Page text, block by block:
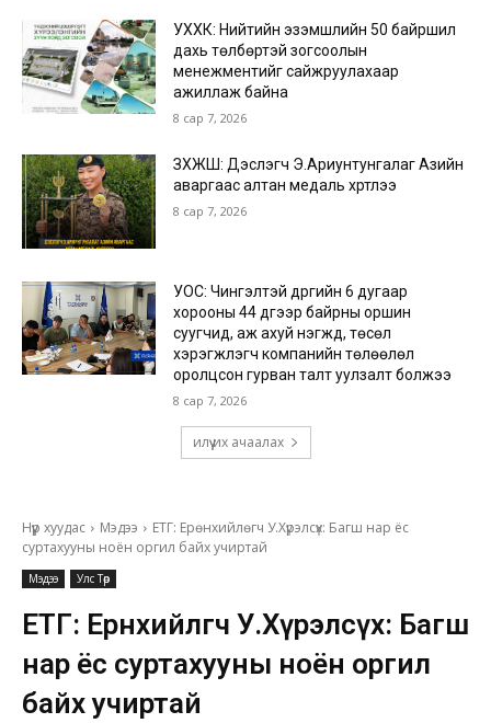
УХХК: Нийтийн эзэмшлийн 50 байршил
дахь төлбөртэй зогсоолын
менежментийг сайжруулахаар
ажиллаж байна
8 сар 7, 2026
ЗХЖШ: Дэслэгч Э.Ариунтунгалаг Азийн
аваргаас алтан медаль хүртлээ
8 сар 7, 2026
УОС: Чингэлтэй дүүргийн 6 дугаар
хорооны 44 дүгээр байрны оршин
суугчид, аж ахуй нэгжүүд, төсөл
хэрэгжүүлэгч компанийн төлөөлөл
оролцсон гурван талт уулзалт болжээ
8 сар 7, 2026
илүү их ачаалах